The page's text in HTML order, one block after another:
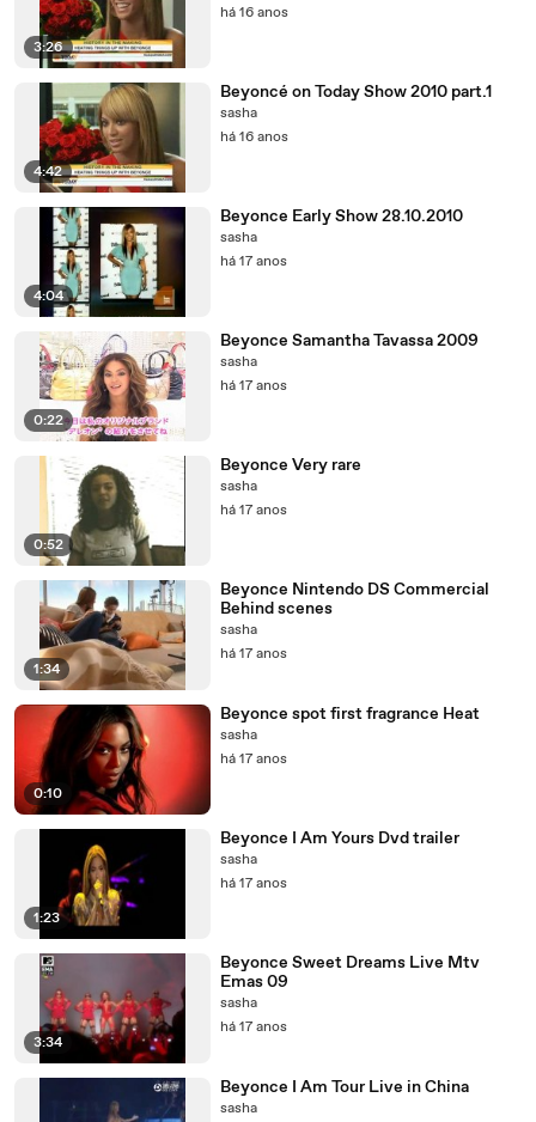
3:26
há 16 anos
4:42
Beyoncé on Today Show 2010 part.1
sasha
há 16 anos
4:04
Beyonce Early Show 28.10.2010
sasha
há 17 anos
0:22
Beyonce Samantha Tavassa 2009
sasha
há 17 anos
0:52
Beyonce Very rare
sasha
há 17 anos
1:34
Beyonce Nintendo DS Commercial
Behind scenes
sasha
há 17 anos
0:10
Beyonce spot first fragrance Heat
sasha
há 17 anos
1:23
Beyonce I Am Yours Dvd trailer
sasha
há 17 anos
3:34
Beyonce Sweet Dreams Live Mtv
Emas 09
sasha
há 17 anos
Beyonce I Am Tour Live in China
sasha